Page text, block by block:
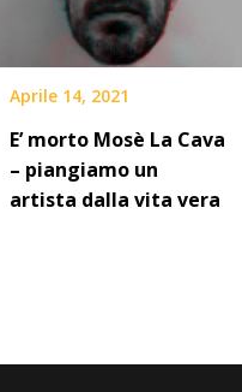
Aprile 14, 2021
E’ morto Mosè La Cava
– piangiamo un
artista dalla vita vera